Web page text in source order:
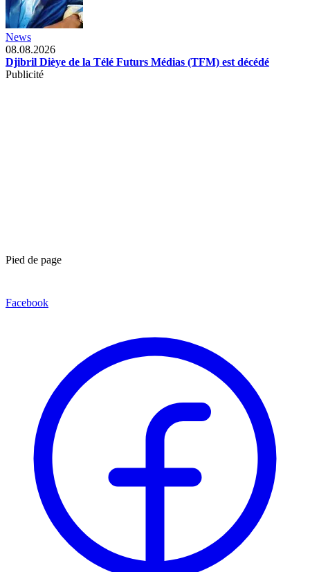
News
08.08.2026
Djibril Dièye de la Télé Futurs Médias (TFM) est décédé
Publicité
Pied de page
Facebook